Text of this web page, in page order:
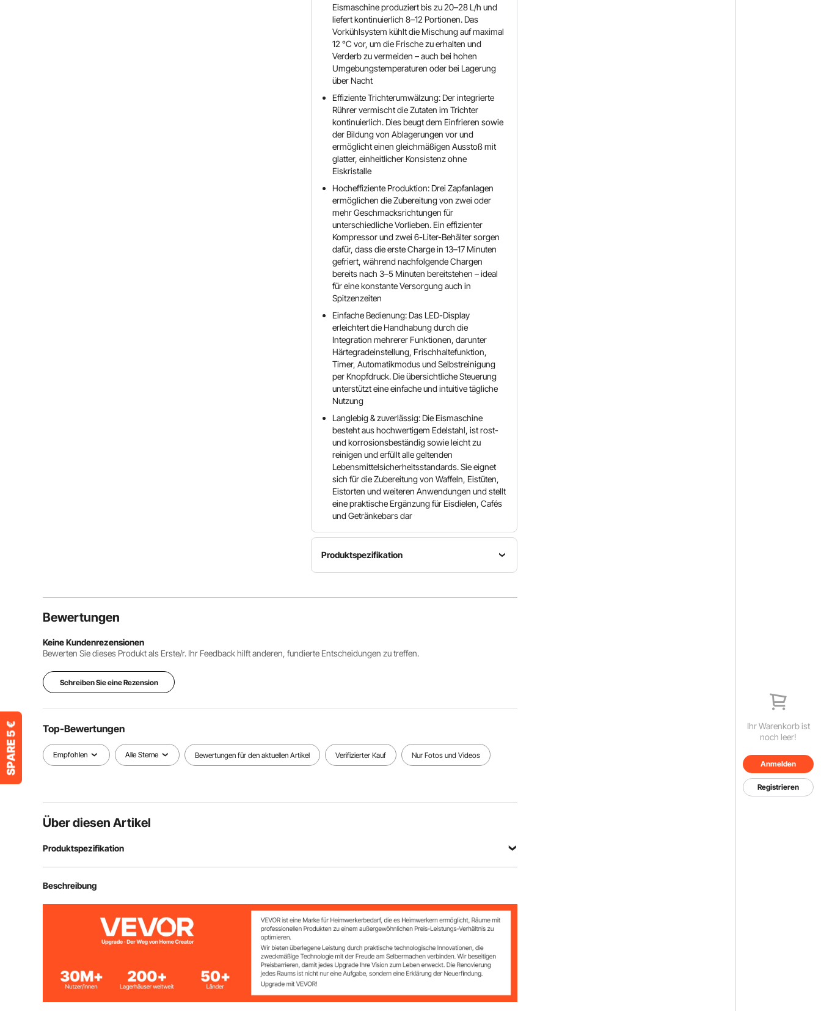
Ihr Warenkorb ist
noch leer!
Anmelden
Registrieren
Eismaschine produziert bis zu 20–28 L/h und
liefert kontinuierlich 8–12 Portionen. Das
Vorkühlsystem kühlt die Mischung auf maximal
12 °C vor, um die Frische zu erhalten und
Verderb zu vermeiden – auch bei hohen
Umgebungstemperaturen oder bei Lagerung
über Nacht
Effiziente Trichterumwälzung: Der integrierte
Rührer vermischt die Zutaten im Trichter
kontinuierlich. Dies beugt dem Einfrieren sowie
der Bildung von Ablagerungen vor und
ermöglicht einen gleichmäßigen Ausstoß mit
glatter, einheitlicher Konsistenz ohne
Eiskristalle
Hocheffiziente Produktion: Drei Zapfanlagen
ermöglichen die Zubereitung von zwei oder
mehr Geschmacksrichtungen für
unterschiedliche Vorlieben. Ein effizienter
Kompressor und zwei 6-Liter-Behälter sorgen
dafür, dass die erste Charge in 13–17 Minuten
gefriert, während nachfolgende Chargen
bereits nach 3–5 Minuten bereitstehen – ideal
für eine konstante Versorgung auch in
Spitzenzeiten
Einfache Bedienung: Das LED-Display
erleichtert die Handhabung durch die
Integration mehrerer Funktionen, darunter
Härtegradeinstellung, Frischhaltefunktion,
Timer, Automatikmodus und Selbstreinigung
per Knopfdruck. Die übersichtliche Steuerung
unterstützt eine einfache und intuitive tägliche
Nutzung
Langlebig & zuverlässig: Die Eismaschine
besteht aus hochwertigem Edelstahl, ist rost-
und korrosionsbeständig sowie leicht zu
reinigen und erfüllt alle geltenden
Lebensmittelsicherheitsstandards. Sie eignet
sich für die Zubereitung von Waffeln, Eistüten,
Eistorten und weiteren Anwendungen und stellt
eine praktische Ergänzung für Eisdielen, Cafés
und Getränkebars dar
Produktspezifikation
Artikelmodellnummer
Typ
3
Abgabetemperatur
Alle Spezifikationen anzeigen
Bewertungen
Keine Kundenrezensionen
Bewerten Sie dieses Produkt als Erste/r. Ihr Feedback hilft anderen, fundierte Entscheidungen zu treffen.
Schreiben Sie eine Rezension
Top-Bewertungen
Empfohlen Alle Sterne Bewertungen für den aktuellen Artikel Verifizierter Kauf Nur Fotos und Videos
Über diesen Artikel
Produktspezifikation
Artikelmodellnummer
Arbeitsplatte
3 Geschmacksrichtungen
Gesamtleistung 2200 W
Beschreibung